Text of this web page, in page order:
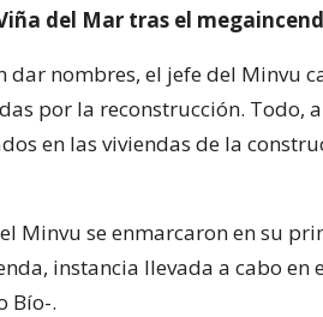
del Mar tras el
dar nombres, el jefe del Minvu
por la reconstrucción. Todo,
en las viviendas de la
Minvu se enmarcaron en su
instancia llevada a cabo
Bío-.